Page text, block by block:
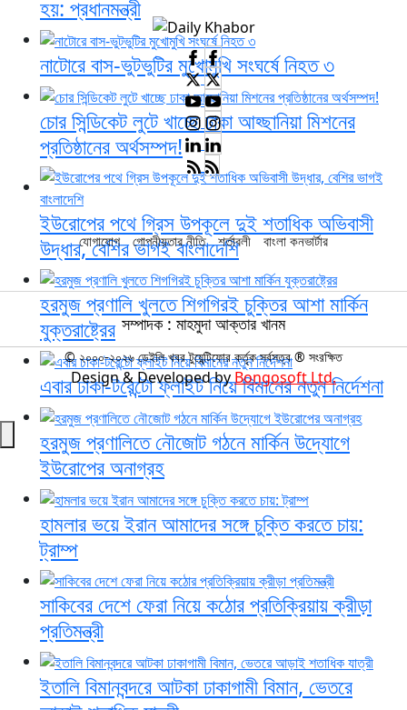
হয়: প্রধানমন্ত্রী
নাটোরে বাস-ভুটভুটির মুখোমুখি সংঘর্ষে নিহত ৩
চোর সিন্ডিকেট লুটে খাচ্ছে ঢাকা আহ্ছানিয়া মিশনের
প্রতিষ্ঠানের অর্থসম্পদ!
ইউরোপের পথে গ্রিস উপকূলে দুই শতাধিক অভিবাসী
উদ্ধার, বেশির ভাগই বাংলাদেশি
হরমুজ প্রণালি খুলতে শিগগিরই চুক্তির আশা মার্কিন
যুক্তরাষ্ট্রের
এবার ঢাকা-টরেন্টো ফ্লাইট নিয়ে বিমানের নতুন নির্দেশনা
হরমুজ প্রণালিতে নৌজোট গঠনে মার্কিন উদ্যোগে
ইউরোপের অনাগ্রহ
হামলার ভয়ে ইরান আমাদের সঙ্গে চুক্তি করতে চায়:
ট্রাম্প
সাকিবের দেশে ফেরা নিয়ে কঠোর প্রতিক্রিয়ায় ক্রীড়া
প্রতিমন্ত্রী
ইতালি বিমানবন্দরে আটকা ঢাকাগামী বিমান, ভেতরে
যোগাযোগ গোপনীয়তার নীতি শর্তাবলী বাংলা কনভার্টার
সম্পাদক : মাহমুদা আক্তার খানম
© ২০০০-২০২৬ ডেইলি খবর টুয়েন্টিফোর কর্তৃক সর্বসত্ব ® সংরক্ষিত
Design & Developed byBongosoft Ltd.